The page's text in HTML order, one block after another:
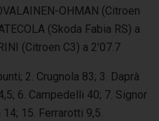
OHMAN (Citroen
(Skoda Fabia RS) a
(Citroen C3) a 2’07.7
2. Crugnola 83; 3. Daprà
6. Campedelli 40; 7. Signor
15. Ferrarotti 9,5.